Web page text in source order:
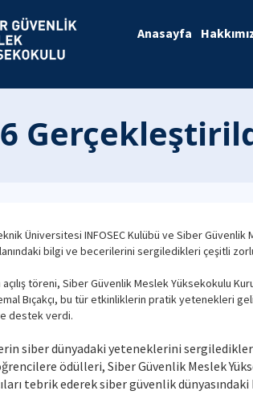
Anasayfa
Üniversitesi INFOSEC Kulübü ve Siber Güvenlik
bilgi ve becerilerini sergiledikleri çeşitli
açılış töreni, Siber Güvenlik Meslek Yüksekokulu
Bıçakçı, bu tür etkinliklerin pratik yetenekleri
destek verdi.
siber dünyadaki yeteneklerini
ödülleri, Siber Güvenlik Meslek
tebrik ederek siber güvenlik dünyasındaki